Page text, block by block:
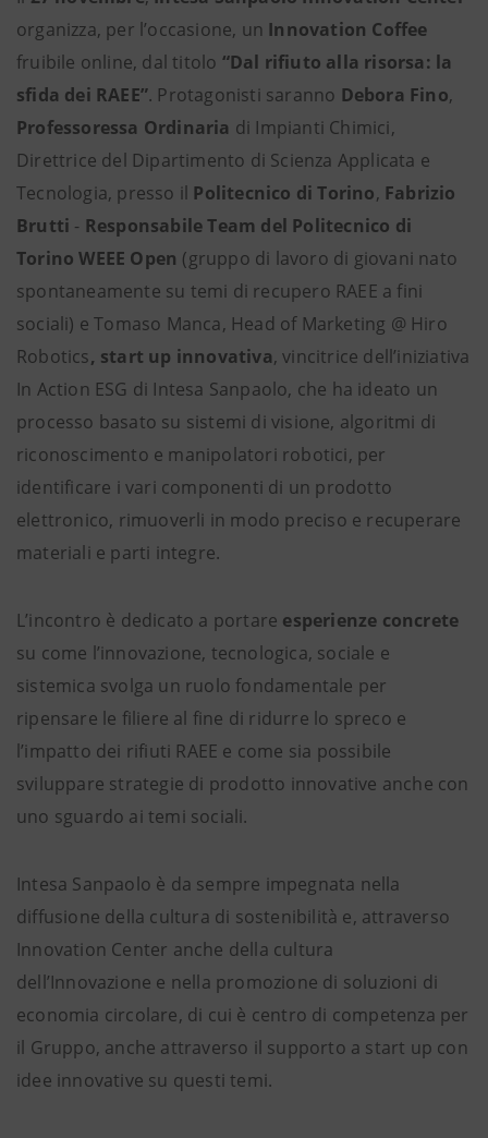
organizza, per l’occasione, un Innovation Coffee
fruibile online, dal titolo “Dal rifiuto alla risorsa: la
sfida dei RAEE”. Protagonisti saranno Debora Fino,
Professoressa Ordinaria di Impianti Chimici,
Direttrice del Dipartimento di Scienza Applicata e
Tecnologia, presso il Politecnico di Torino, Fabrizio
Brutti - Responsabile Team del Politecnico di
Torino WEEE Open (gruppo di lavoro di giovani nato
spontaneamente su temi di recupero RAEE a fini
sociali) e Tomaso Manca, Head of Marketing @ Hiro
Robotics, start up innovativa, vincitrice dell’iniziativa
In Action ESG di Intesa Sanpaolo, che ha ideato un
processo basato su sistemi di visione, algoritmi di
riconoscimento e manipolatori robotici, per
identificare i vari componenti di un prodotto
elettronico, rimuoverli in modo preciso e recuperare
materiali e parti integre.
L’incontro è dedicato a portare esperienze concrete
su come l’innovazione, tecnologica, sociale e
sistemica svolga un ruolo fondamentale per
ripensare le filiere al fine di ridurre lo spreco e
l’impatto dei rifiuti RAEE e come sia possibile
sviluppare strategie di prodotto innovative anche con
uno sguardo ai temi sociali.
Intesa Sanpaolo è da sempre impegnata nella
diffusione della cultura di sostenibilità e, attraverso
Innovation Center anche della cultura
dell’Innovazione e nella promozione di soluzioni di
economia circolare, di cui è centro di competenza per
il Gruppo, anche attraverso il supporto a start up con
idee innovative su questi temi.